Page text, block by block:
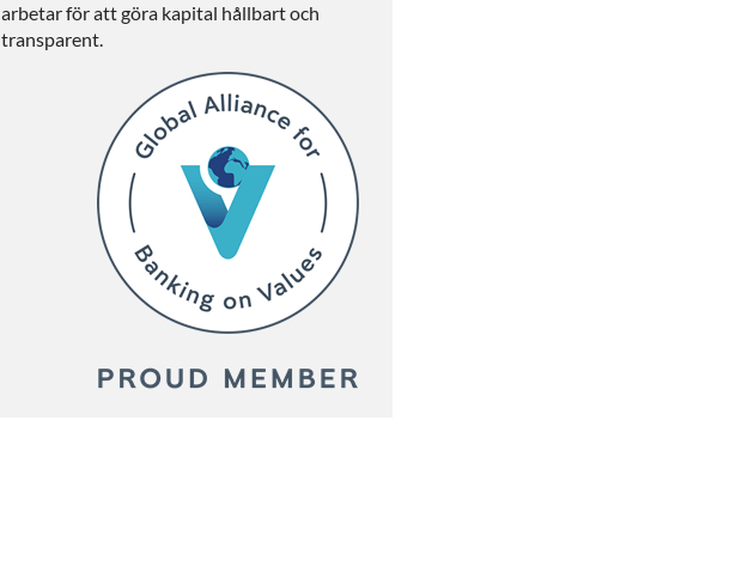
arbetar för att göra kapital hållbart och
transparent.